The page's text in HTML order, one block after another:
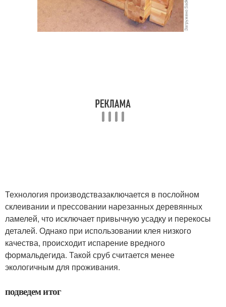
Технология производствазаключается в послойном
склеивании и прессовании нарезанных деревянных
ламелей, что исключает привычную усадку и перекосы
деталей. Однако при использовании клея низкого
качества, происходит испарение вредного
формальдегида. Такой сруб считается менее
экологичным для проживания.
подведем итог